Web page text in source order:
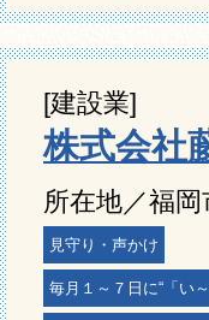
[建設業]
株式会社
所在地／福
見守り・声かけ
毎月１～７日に“「い